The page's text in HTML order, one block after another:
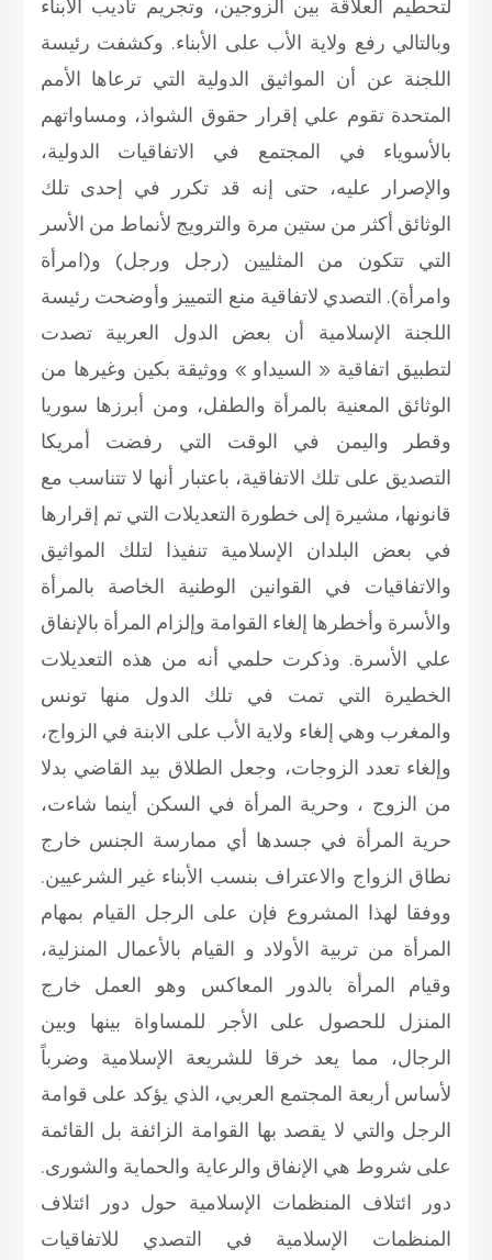
لتحطيم العلاقة بين الزوجين، وتجريم تأديب الأبناء
وبالتالي رفع ولاية الأب على الأبناء. وكشفت رئيسة
اللجنة عن أن المواثيق الدولية التي ترعاها الأمم
المتحدة تقوم علي إقرار حقوق الشواذ، ومساواتهم
بالأسوياء في المجتمع في الاتفاقيات الدولية،
والإصرار عليه، حتى إنه قد تكرر في إحدى تلك
الوثائق أكثر من ستين مرة والترويج لأنماط من الأسر
التي تتكون من المثليين (رجل ورجل) و(امرأة
وامرأة). التصدي لاتفاقية منع التمييز وأوضحت رئيسة
اللجنة الإسلامية أن بعض الدول العربية تصدت
لتطبيق اتفاقية « السيداو » ووثيقة بكين وغيرها من
الوثائق المعنية بالمرأة والطفل، ومن أبرزها سوريا
وقطر واليمن في الوقت التي رفضت أمريكا
التصديق على تلك الاتفاقية، باعتبار أنها لا تتناسب مع
قانونها، مشيرة إلى خطورة التعديلات التي تم إقرارها
في بعض البلدان الإسلامية تنفيذا لتلك المواثيق
والاتفاقيات في القوانين الوطنية الخاصة بالمرأة
والأسرة وأخطرها إلغاء القوامة وإلزام المرأة بالإنفاق
علي الأسرة. وذكرت حلمي أنه من هذه التعديلات
الخطيرة التي تمت في تلك الدول منها تونس
والمغرب وهي إلغاء ولاية الأب على الابنة في الزواج،
وإلغاء تعدد الزوجات، وجعل الطلاق بيد القاضي بدلا
من الزوج ، وحرية المرأة في السكن أينما شاءت،
حرية المرأة في جسدها أي ممارسة الجنس خارج
نطاق الزواج والاعتراف بنسب الأبناء غير الشرعيين.
ووفقا لهذا المشروع فإن على الرجل القيام بمهام
المرأة من تربية الأولاد و القيام بالأعمال المنزلية،
وقيام المرأة بالدور المعاكس وهو العمل خارج
المنزل للحصول على الأجر للمساواة بينها وبين
الرجال، مما يعد خرقا للشريعة الإسلامية وضرباً
لأساس أربعة المجتمع العربي، الذي يؤكد على قوامة
الرجل والتي لا يقصد بها القوامة الزائفة بل القائمة
على شروط هي الإنفاق والرعاية والحماية والشورى.
دور ائتلاف المنظمات الإسلامية حول دور ائتلاف
المنظمات الإسلامية في التصدي للاتفاقيات